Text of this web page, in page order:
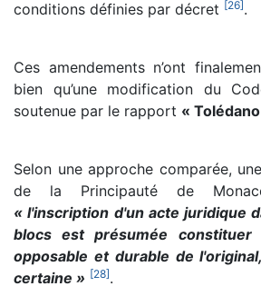
conditions définies par décret [26].
Ces amendements n’ont
bien qu’une modification du
soutenue par le rapport «
Selon une approche comparée,
de la Principauté de
« l'inscription d'un acte juridique
blocs est présumée constituer
opposable et durable de
certaine » [28].